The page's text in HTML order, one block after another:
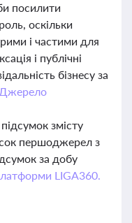
посилити
оскільки
і частими для
і публічні
бізнесу за
Джерело
змісту
першоджерел з
за добу
LIGA360.